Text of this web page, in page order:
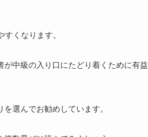
くなります。
中級の入り口にたどり着くために有益
選んでお勧めしています。